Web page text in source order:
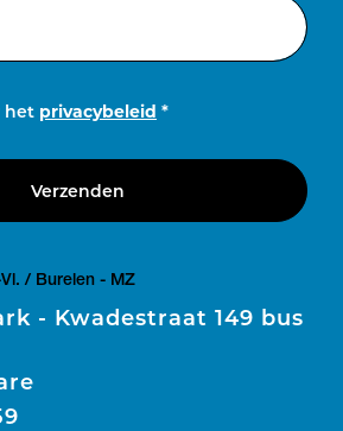
het privacybeleid *
Verzenden
/ Burelen - MZ
- Kwadestraat 149 bus